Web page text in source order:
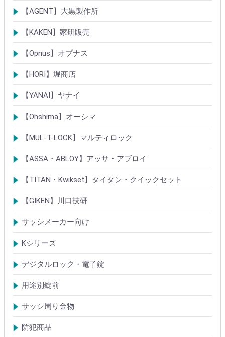
SEPA/HDSシリンダー
SEPA・AGE・GIAロック製品
【AGENT】大黒製作所
LSシリンダー
錠・ロック製品
【KAKEN】家研販売
ベルウェーブキー
ロック製品
【Opnus】オプナス
シリンダー
ロック製品
【HORI】堀商店
シリンダー
錠・ロック製品
【YANAI】ヤナイ
Rシリーズシリンダー
ロック製品
【Ohshima】オーシマ
シリンダー
錠・ロック製品
【MUL-T-LOCK】マルティロック
シリンダー
南京錠
【ASSA・ABLOY】アッサ・アブロイ
シリンダー
ロック製品
【TITAN・Kwikset】タイタン・クイックセット
シリンダー
錠
【GIKEN】川口技研
鍵ケース/ラッチング
室内錠シリーズ
サッシメーカー向け
TOSTEMトステム(LIXILリクシル)
新日軽
三協(立山)アルミ
YKK
ミサワホーム
セキスイ
YAMAHA
ダイワハウス
松下電工・ナショナル住宅
不二サッシ
その他
Kシリーズ
【KH】アルミサッシ用引戸錠
【M】ミワ特殊錠
【G】ゴール特殊錠
【S】ショウワ特殊錠
【R】各社特殊錠
【MCY】ミワ取替用シリンダー
【GCY】ゴール取替用シリンダー
【SCY】ショウワ取替用シリンダー
【WCY】ウェスト取替用シリンダー
【ACY】アルファ取替用シリンダー
【KCY】コダイ取替用シリンダー
【KC】クレセントシリーズ
その他Kシリーズ
デジタルロック・電子錠
扉加工あり
扉加工なし(軽微な加工)
ICキー・タグ・カード
用途別錠前
アルミサッシ玄関引戸・引違戸錠
サムラッチ錠
浴室錠
補助錠
エンジンドア錠・ガラス扉錠
ケースハンドル錠
インダストリアルロック・カムロック
サッシ周り金物
ドアガード
ドアチェーン
クレセント錠
丁番
フランス落とし
ドアクローザ
防犯商品